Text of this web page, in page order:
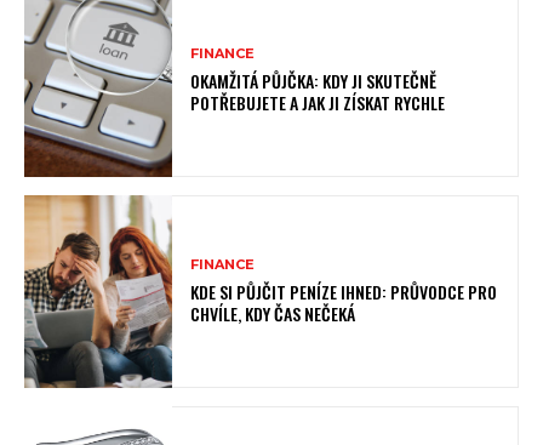
FINANCE
OKAMŽITÁ PŮJČKA: KDY JI SKUTEČNĚ
POTŘEBUJETE A JAK JI ZÍSKAT RYCHLE
FINANCE
KDE SI PŮJČIT PENÍZE IHNED: PRŮVODCE PRO
CHVÍLE, KDY ČAS NEČEKÁ